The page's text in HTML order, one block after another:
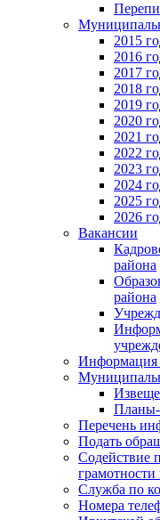
2015
2016
2017
2018
2019
2020
2021
2022
2023
2024
2025
2026
Вакансии
района
района
Планы-
Перечень
Подать
Содействие
грамотности
Служба по
Номера